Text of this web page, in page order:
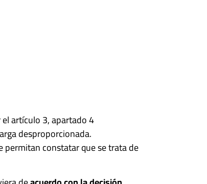
artículo 3, apartado 4
desproporcionada.
permitan constatar que se trata de